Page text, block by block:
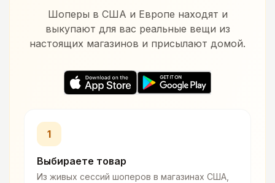
Шоперы в США и Европе находят и
выкупают для вас реальные вещи из
настоящих магазинов и присылают домой.
1
Выбираете товар
Из живых сессий шоперов в магазинах США,